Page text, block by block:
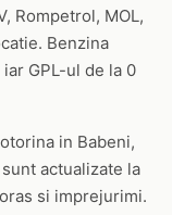
Rompetrol, MOL,
Benzina
GPL-ul de la 0
in Babeni,
actualizate la
si imprejurimi.